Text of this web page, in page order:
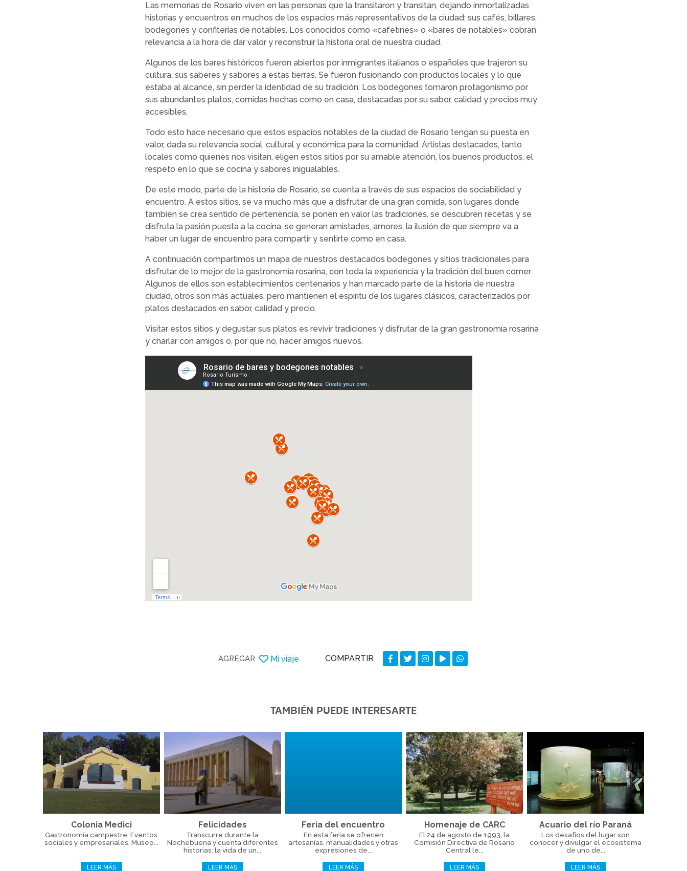
Las memorias de Rosario viven en las personas que la transitaron y transitan, dejando inmortalizadas
historias y encuentros en muchos de los espacios más representativos de la ciudad: sus cafés, billares,
bodegones y confiterías de notables. Los conocidos como «cafetines» o «bares de notables» cobran
relevancia a la hora de dar valor y reconstruir la historia oral de nuestra ciudad.
Algunos de los bares históricos fueron abiertos por inmigrantes italianos o españoles que trajeron su
cultura, sus saberes y sabores a estas tierras. Se fueron fusionando con productos locales y lo que
estaba al alcance, sin perder la identidad de su tradición. Los bodegones tomaron protagonismo por
sus abundantes platos, comidas hechas como en casa, destacadas por su sabor, calidad y precios muy
accesibles.
Todo esto hace necesario que estos espacios notables de la ciudad de Rosario tengan su puesta en
valor, dada su relevancia social, cultural y económica para la comunidad. Artistas destacados, tanto
locales como quienes nos visitan, eligen estos sitios por su amable atención, los buenos productos, el
respeto en lo que se cocina y sabores inigualables.
De este modo, parte de la historia de Rosario, se cuenta a través de sus espacios de sociabilidad y
encuentro. A estos sitios, se va mucho más que a disfrutar de una gran comida, son lugares donde
también se crea sentido de pertenencia, se ponen en valor las tradiciones, se descubren recetas y se
disfruta la pasión puesta a la cocina, se generan amistades, amores, la ilusión de que siempre va a
haber un lugar de encuentro para compartir y sentirte como en casa.
A continuación compartimos un mapa de nuestros destacados bodegones y sitios tradicionales para
disfrutar de lo mejor de la gastronomía rosarina, con toda la experiencia y la tradición del buen comer.
Algunos de ellos son establecimientos centenarios y han marcado parte de la historia de nuestra
ciudad, otros son más actuales, pero mantienen el espíritu de los lugares clásicos, caracterizados por
platos destacados en sabor, calidad y precio.
Visitar estos sitios y degustar sus platos es revivir tradiciones y disfrutar de la gran gastronomía rosarina
y charlar con amigos o, por qué no, hacer amigos nuevos.
AGREGAR Mi viaje COMPARTIR
TAMBIÉN PUEDE INTERESARTE
Colonia Medici
Gastronomía campestre. Eventos
sociales y empresariales. Museo...
LEER MÁS
Felicidades
Transcurre durante la
Nochebuena y cuenta diferentes
historias: la vida de un...
LEER MÁS
Feria del encuentro
En esta feria se ofrecen
artesanías, manualidades y otras
expresiones de...
LEER MÁS
Homenaje de CARC
El 24 de agosto de 1993, la
Comisión Directiva de Rosario
Central le...
LEER MÁS
Acuario del río Paraná
Los desafíos del lugar son
conocer y divulgar el ecosistema
de uno de...
LEER MÁS